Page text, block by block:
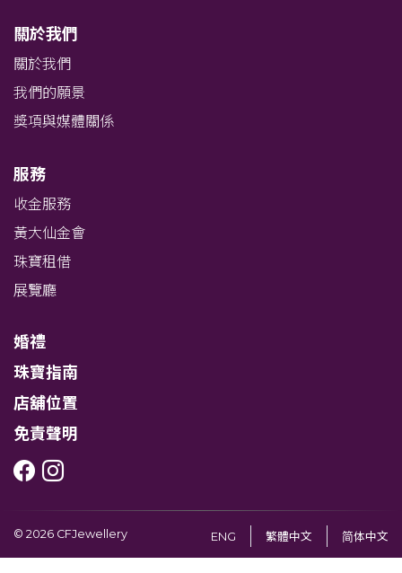
關於我們
關於我們
我們的願景
獎項與媒體關係
服務
收金服務
黃大仙金會
珠寶租借
展覽廳
婚禮
珠寶指南
店舖位置
免責聲明
© 2026 CFJewellery ENG 繁體中文 简体中文